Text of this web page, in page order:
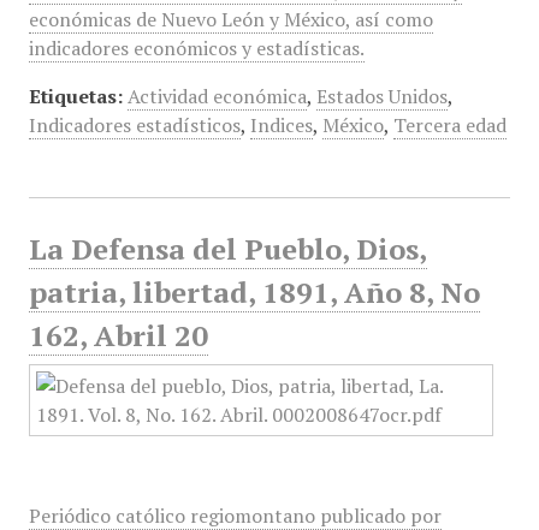
económicas de Nuevo León y México, así como
indicadores económicos y estadísticas.
Etiquetas: Actividad económica, Estados Unidos,
Indicadores estadísticos, Indices, México, Tercera edad
La Defensa del Pueblo, Dios,
patria, libertad, 1891, Año 8, No
162, Abril 20
Periódico católico regiomontano publicado por